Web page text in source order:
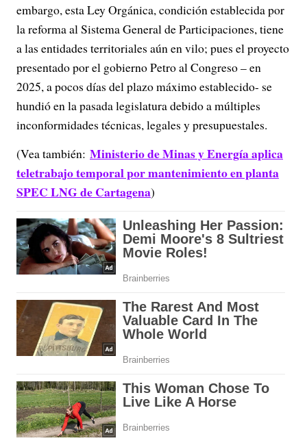
embargo, esta Ley Orgánica, condición establecida por
la reforma al Sistema General de Participaciones, tiene
a las entidades territoriales aún en vilo; pues el proyecto
presentado por el gobierno Petro al Congreso – en
2025, a pocos días del plazo máximo establecido- se
hundió en la pasada legislatura debido a múltiples
inconformidades técnicas, legales y presupuestales.
(Vea también: Ministerio de Minas y Energía aplica
teletrabajo temporal por mantenimiento en planta
SPEC LNG de Cartagena)